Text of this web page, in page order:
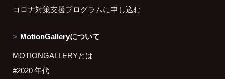
コロナ対策支援プログラムに申し込む
MotionGalleryについて
MOTIONGALLERYとは
#2020 年代